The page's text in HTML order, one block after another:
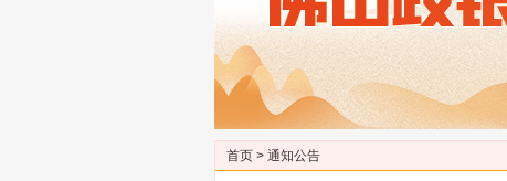
首页 > 通知公告